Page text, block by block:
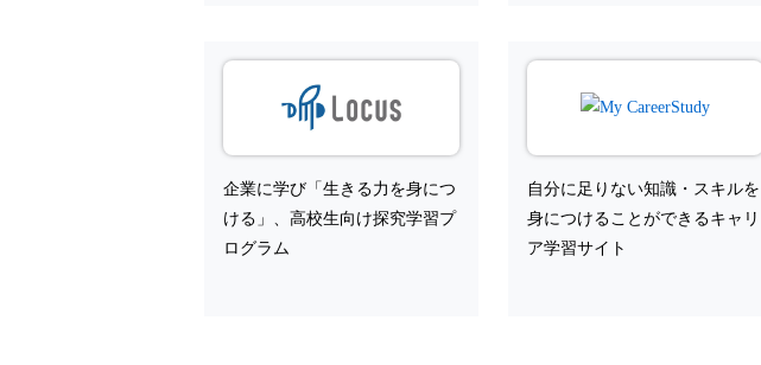
企業に学び「生きる力を身につ
ける」、高校生向け探究学習プ
ログラム
自分に足りない知識・スキルを
身につけることができるキャリ
ア学習サイト